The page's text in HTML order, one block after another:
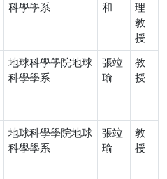
科學學系 和
理
教
授
地球科學學院地球
科學學系
張竝
瑜
教
授
地球科學學院地球
科學學系
張竝
瑜
教
授